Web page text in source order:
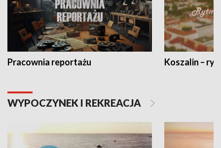
Pracownia reportażu Koszalin –
WYPOCZYNEK I REKREACJA